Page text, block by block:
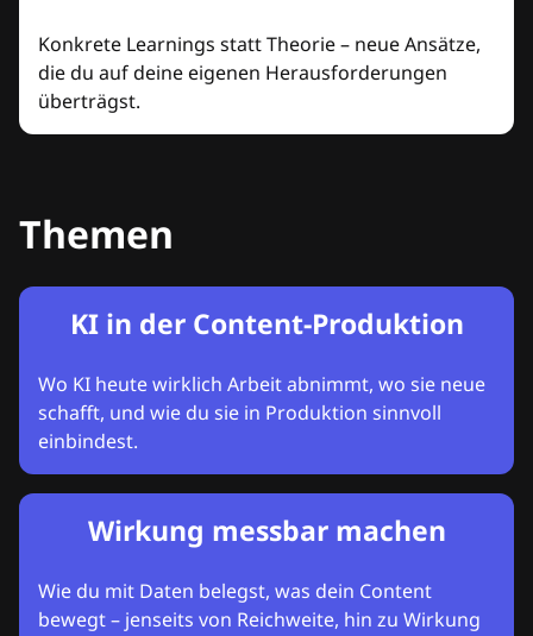
Konkrete Learnings statt Theorie – neue Ansätze,
die du auf deine eigenen Herausforderungen
überträgst.
Themen
KI in der Content-Produktion
Wo KI heute wirklich Arbeit abnimmt, wo sie neue
schafft, und wie du sie in Produktion sinnvoll
einbindest.
Wirkung messbar machen
Wie du mit Daten belegst, was dein Content
bewegt – jenseits von Reichweite, hin zu Wirkung